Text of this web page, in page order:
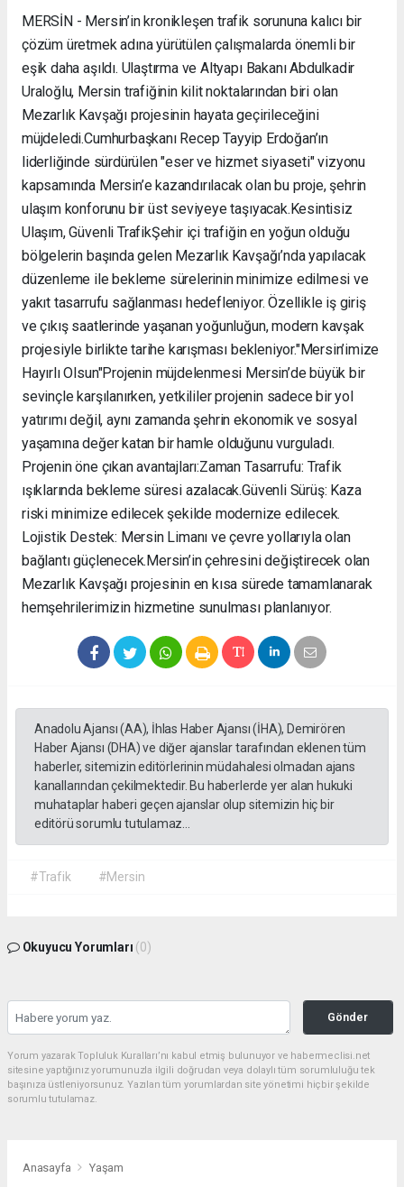
MERSİN - Mersin’in kronikleşen trafik sorununa kalıcı bir
çözüm üretmek adına yürütülen çalışmalarda önemli bir
eşik daha aşıldı. Ulaştırma ve Altyapı Bakanı Abdulkadir
Uraloğlu, Mersin trafiğinin kilit noktalarından biri olan
Mezarlık Kavşağı projesinin hayata geçirileceğini
müjdeledi. ​Cumhurbaşkanı Recep Tayyip Erdoğan’ın
liderliğinde sürdürülen "eser ve hizmet siyaseti" vizyonu
kapsamında Mersin’e kazandırılacak olan bu proje, şehrin
ulaşım konforunu bir üst seviyeye taşıyacak. ​Kesintisiz
Ulaşım, Güvenli Trafik ​Şehir içi trafiğin en yoğun olduğu
bölgelerin başında gelen Mezarlık Kavşağı’nda yapılacak
düzenleme ile bekleme sürelerinin minimize edilmesi ve
yakıt tasarrufu sağlanması hedefleniyor. Özellikle iş giriş
ve çıkış saatlerinde yaşanan yoğunluğun, modern kavşak
projesiyle birlikte tarihe karışması bekleniyor. ​"Mersin’imize
Hayırlı Olsun" ​Projenin müjdelenmesi Mersin’de büyük bir
sevinçle karşılanırken, yetkililer projenin sadece bir yol
yatırımı değil, aynı zamanda şehrin ekonomik ve sosyal
yaşamına değer katan bir hamle olduğunu vurguladı. ​
Projenin öne çıkan avantajları: ​Zaman Tasarrufu: Trafik
ışıklarında bekleme süresi azalacak. ​Güvenli Sürüş: Kaza
riski minimize edilecek şekilde modernize edilecek. ​
Lojistik Destek: Mersin Limanı ve çevre yollarıyla olan
bağlantı güçlenecek. ​Mersin’in çehresini değiştirecek olan
Mezarlık Kavşağı projesinin en kısa sürede tamamlanarak
hemşehrilerimizin hizmetine sunulması planlanıyor.
Anadolu Ajansı (AA), İhlas Haber Ajansı (İHA), Demirören
Haber Ajansı (DHA) ve diğer ajanslar tarafından eklenen tüm
haberler, sitemizin editörlerinin müdahalesi olmadan ajans
kanallarından çekilmektedir. Bu haberlerde yer alan hukuki
muhataplar haberi geçen ajanslar olup sitemizin hiç bir
editörü sorumlu tutulamaz...
#Trafik #Mersin
Okuyucu Yorumları (0)
Gönder
Yorum yazarak Topluluk Kuralları’nı kabul etmiş bulunuyor ve habermeclisi.net
sitesine yaptığınız yorumunuzla ilgili doğrudan veya dolaylı tüm sorumluluğu tek
başınıza üstleniyorsunuz. Yazılan tüm yorumlardan site yönetimi hiçbir şekilde
sorumlu tutulamaz.
Anasayfa Yaşam